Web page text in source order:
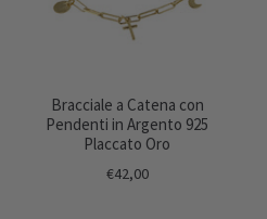
Bracciale a Catena con
Pendenti in Argento 925
Placcato Oro
€42,00